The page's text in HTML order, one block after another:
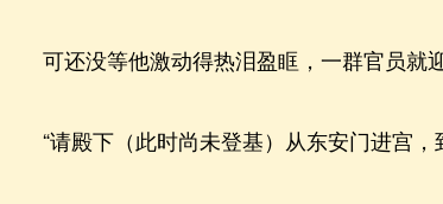
可还没等他激动得热泪盈眶，一群官员就迎
“请殿下（此时尚未登基）从东安门进宫，